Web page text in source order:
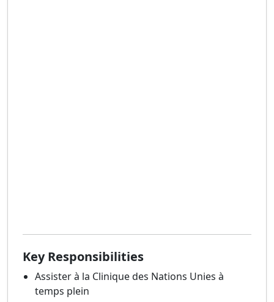
Key Responsibilities
Assister à la Clinique des Nations Unies à
temps plein